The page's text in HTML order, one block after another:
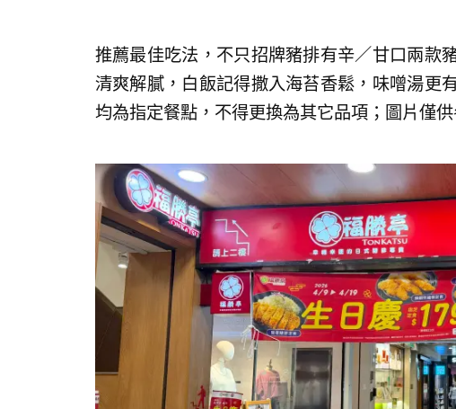
推薦最佳吃法，不只招牌豬排有辛／甘口兩款
清爽解膩，白飯記得撒入海苔香鬆，味噌湯更
均為指定餐點，不得更換為其它品項；圖片僅